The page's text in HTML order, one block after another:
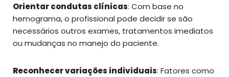
Orientar condutas clínicas: Com base no
hemograma, o profissional pode decidir se são
necessários outros exames, tratamentos imediatos
ou mudanças no manejo do paciente.
Reconhecer variações individuais: Fatores como